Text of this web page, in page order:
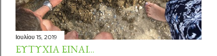
Ιουλίου 15, 2019
ΕΥΤΥΧΊΑ ΕΊΝΑΙ...